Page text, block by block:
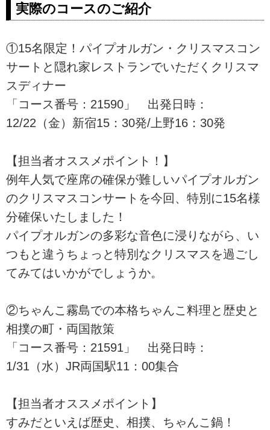
実際のコースのご紹介
①15名限定！パイプオルガン・クリスマスコン
サートと隠れ家レストランでいただくクリスマ
スディナー
「コース番号：21590」 出発日時：
12/22（金）新宿15：30発/上野16：30発
【担当者オススメポイント！】
例年人気で座席の確保が難しいパイプオルガン
のクリスマスコンサートを今回、特別に15名様
分確保いたしました！
パイプオルガンの多彩な音色に浸りながら、い
つもと違うちょっと特別なクリスマスを過ごし
てみてはいかがでしょうか。
②ちゃんこ霧島での本格ちゃんこ料理と歴史と
相撲の町・両国散策
「コース番号：21591」 出発日時：
1/31（水）JR両国駅11：00集合
【担当者オススメポイント】
すみだといえば歴史、相撲、ちゃんこ鍋！